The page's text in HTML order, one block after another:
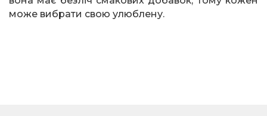
може вибрати свою улюблену.